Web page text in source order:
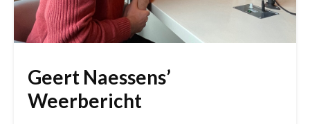
Geert Naessens’
Weerbericht